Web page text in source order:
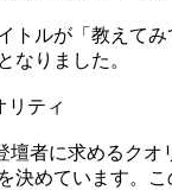
トルが「教えて
なりました。
リティ
壇者に求めるク
決めています。